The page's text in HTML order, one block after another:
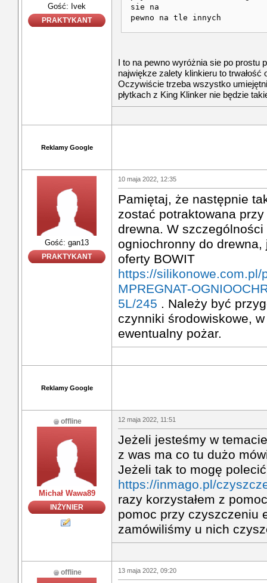
Gość: Ivek
PRAKTYKANT
sie na
pewno na tle innych
I to na pewno wyróżnia sie po prostu
najwiękze zalety klinkieru to
Oczywiście trzeba wszystko
płytkach z King Klinker nie będzie
Reklamy Google
Gość: gan13
PRAKTYKANT
10 maja 2022, 12:35
Pamiętaj, że następnie
zostać potraktowana
drewna. W
ogniochronny do
oferty BOWIT
https://silikonowe.com.pl/
MPREGNAT-
5L/245 . Należy być
czynniki środowiskowe, w
ewentualny pożar.
Reklamy Google
offline
Michał Wawa89
INŻYNIER
12 maja 2022, 11:51
Jeżeli jesteśmy w
z was ma co tu dużo
Jeżeli tak to mogę
https://inmago.pl/
razy korzystałem z
pomoc przy czyszczeniu
zamówiliśmy u nich
offline 13 maja 2022, 09:20